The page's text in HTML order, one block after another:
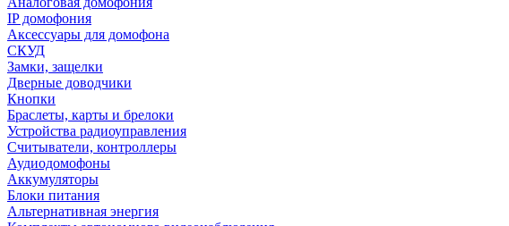
IP домофония
Аксессуары для домофона
СКУД
Замки, защелки
Дверные доводчики
Кнопки
Браслеты, карты и брелоки
Устройства радиоуправления
Считыватели, контроллеры
Аудиодомофоны
Аккумуляторы
Блоки питания
Альтернативная энергия